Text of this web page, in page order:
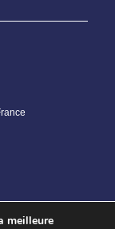
meilleure